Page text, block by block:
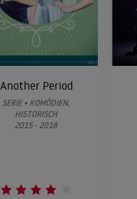
Another Period
SERIE • KOMÖDIEN,
HISTORISCH
2015 - 2018